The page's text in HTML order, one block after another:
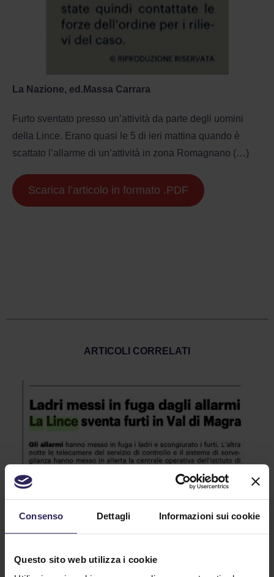
Consenso Dettagli Informazioni sui cookie
Questo sito web utilizza i cookie
La Nazione, ed.Massa Carrara
Furto sventato presso un’attività da parte degli uomini
della Lince. Erano quasi le 5 di ieri mattina quando è
scattato l’allarme di un’attività in zona Romagnano (…)
Scarica l’articolo in formato .PDF
ARTICOLI CORRELATI